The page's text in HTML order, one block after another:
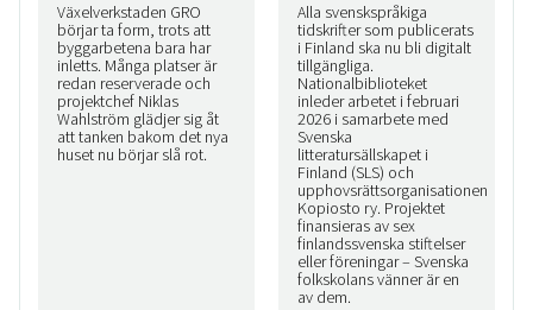
Växelverkstaden GRO
börjar ta form, trots att
byggarbetena bara har
inletts. Många platser är
redan reserverade och
projektchef Niklas
Wahlström glädjer sig åt
att tanken bakom det nya
huset nu börjar slå rot.
Alla svenskspråkiga
tidskrifter som publicerats
i Finland ska nu bli digitalt
tillgängliga.
Nationalbiblioteket
inleder arbetet i februari
2026 i samarbete med
Svenska
litteratursällskapet i
Finland (SLS) och
upphovsrättsorganisationen
Kopiosto ry. Projektet
finansieras av sex
finlandssvenska stiftelser
eller föreningar – Svenska
folkskolans vänner är en
av dem.